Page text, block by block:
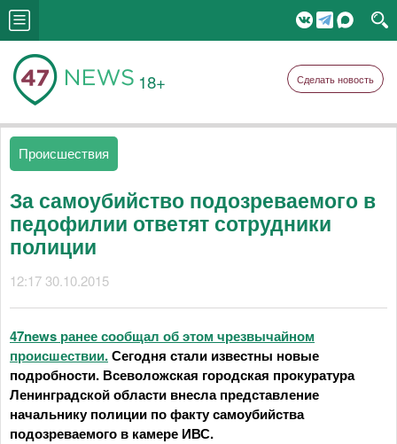
18+ Сделать новость
Происшествия
За самоубийство подозреваемого в
педофилии ответят сотрудники
полиции
12:17 30.10.2015
47news ранее сообщал об этом чрезвычайном
происшествии.Сегодня стали известны новые
подробности. Всеволожская городская прокуратура
Ленинградской области внесла представление
начальнику полиции по факту самоубийства
подозреваемого в камере ИВС.